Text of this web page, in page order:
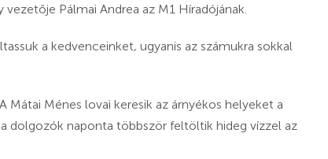
Pálmai Andrea az M1 Híradójának.
a kedvenceinket, ugyanis az számukra sokkal
Ménes lovai keresik az árnyékos helyeket a
dolgozók naponta többször feltöltik hideg vízzel az